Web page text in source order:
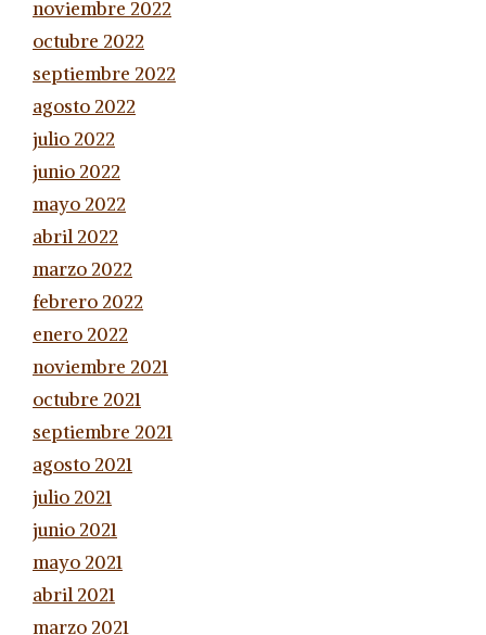
noviembre 2022
octubre 2022
septiembre 2022
agosto 2022
julio 2022
junio 2022
mayo 2022
abril 2022
marzo 2022
febrero 2022
enero 2022
noviembre 2021
octubre 2021
septiembre 2021
agosto 2021
julio 2021
junio 2021
mayo 2021
abril 2021
marzo 2021